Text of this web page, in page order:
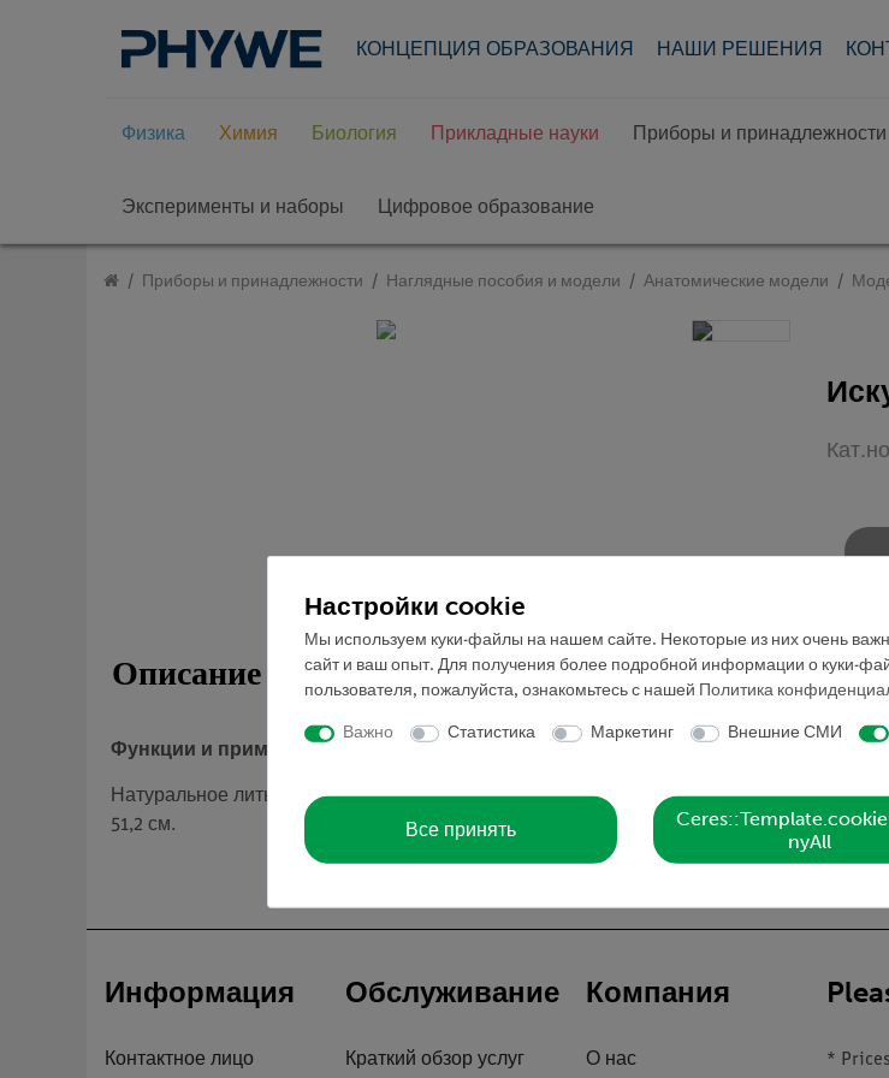
КОНЦЕПЦИЯ ОБРАЗОВАНИЯ НАШИ РЕШЕНИЯ
Физика Химия Биология Прикладные науки Приборы и принадлежности
Эксперименты и наборы Цифровое образование
Приборы и принадлежности Наглядные пособия и модели Анатомические модели
Описание
Функции и применение
Натуральное литье, в SOMSO-Plast®. Съемный свод. Нижняя челюсть подвижна.
51,2 см.
Информация
Контактное лицо
Обслуживание
Краткий обзор услуг
Компания
О нас *
Настройки cookie
Мы используем куки-файлы на нашем сайте. Некоторые из них очень
сайт и ваш опыт. Для получения более подробной информации о куки-
пользователя, пожалуйста, ознакомьтесь с нашей
Политика
Важно Статистика Маркетинг Внешние СМИ
Все принять
nyAll